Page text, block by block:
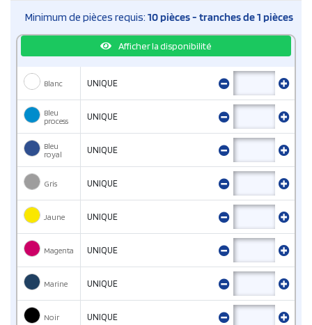
Minimum de pièces requis: 10 pièces - tranches de 1 pièces
Afficher la disponibilité
Blanc UNIQUE
Bleu
process
UNIQUE
Bleu
royal
UNIQUE
Gris UNIQUE
Jaune UNIQUE
Magenta UNIQUE
Marine UNIQUE
Noir UNIQUE